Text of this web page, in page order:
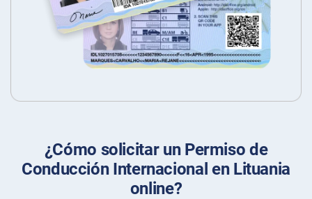
¿Cómo solicitar un Permiso de
Conducción Internacional en Lituania
online?